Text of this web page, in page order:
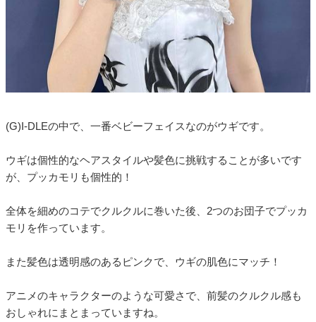
(G)I-DLEの中で、一番ベビーフェイスなのがウギです。
ウギは個性的なヘアスタイルや髪色に挑戦することが多いです
が、プッカモリも個性的！
全体を細めのコテでクルクルに巻いた後、2つのお団子でプッカ
モリを作っています。
また髪色は透明感のあるピンクで、ウギの肌色にマッチ！
アニメのキャラクターのような可愛さで、前髪のクルクル感も
おしゃれにまとまっていますね。